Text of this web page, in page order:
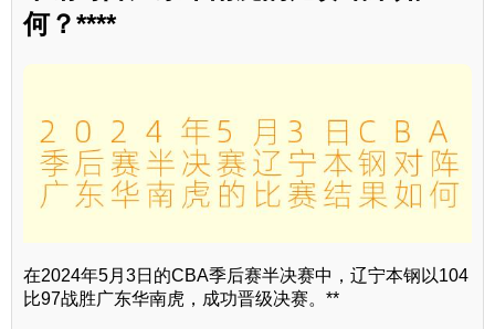
何？****
在2024年5月3日的CBA季后赛半决赛中，辽宁本钢以104
比97战胜广东华南虎，成功晋级决赛。**